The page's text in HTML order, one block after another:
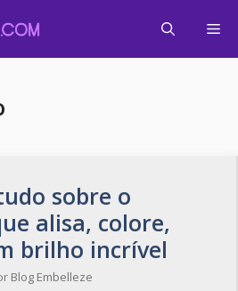
sobre o
alisa, colore,
brilho incrível
Blog Embelleze